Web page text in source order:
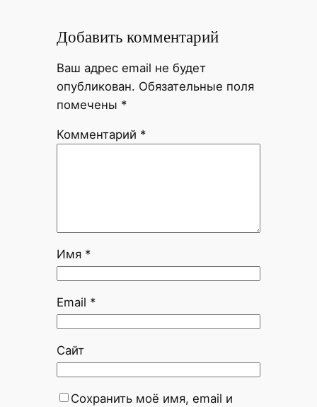
Добавить комментарий
Ваш адрес email не будет
опубликован. Обязательные поля
помечены *
Комментарий *
Имя *
Email *
Сайт
Сохранить моё имя, email и